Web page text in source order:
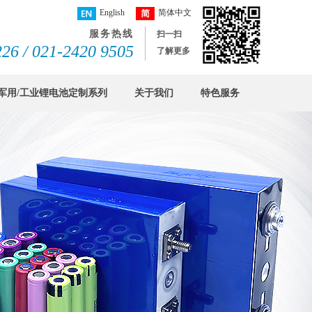
English 简体中文
扫一扫
了解更多
服务热线
/ 021-2420 9505
用/工业锂电池定制系列 关于我们 特色服务